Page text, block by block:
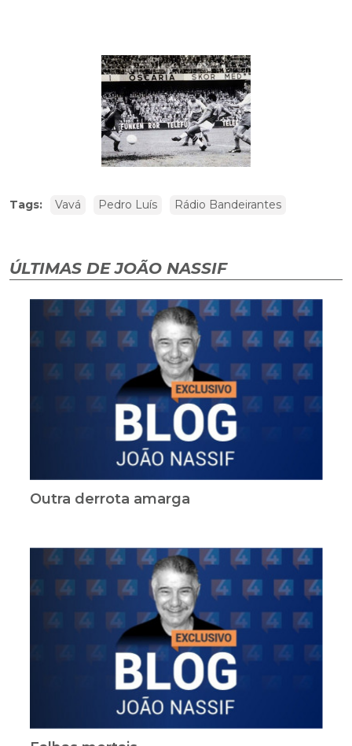
Tags: Vavá Pedro Luís Rádio Bandeirantes
ÚLTIMAS DE JOÃO NASSIF
Outra derrota amarga